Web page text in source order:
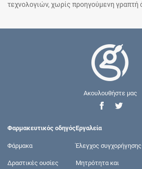
τεχνολογιών, χωρίς προηγούμενη γραπτή
Ακουλουθήστε μας
Φαρμακευτικός οδηγός
Φάρμακα
Δραστικές ουσίες
Εργαλεία
Έλεγχος συγχορήγησης
Μητρότητα και